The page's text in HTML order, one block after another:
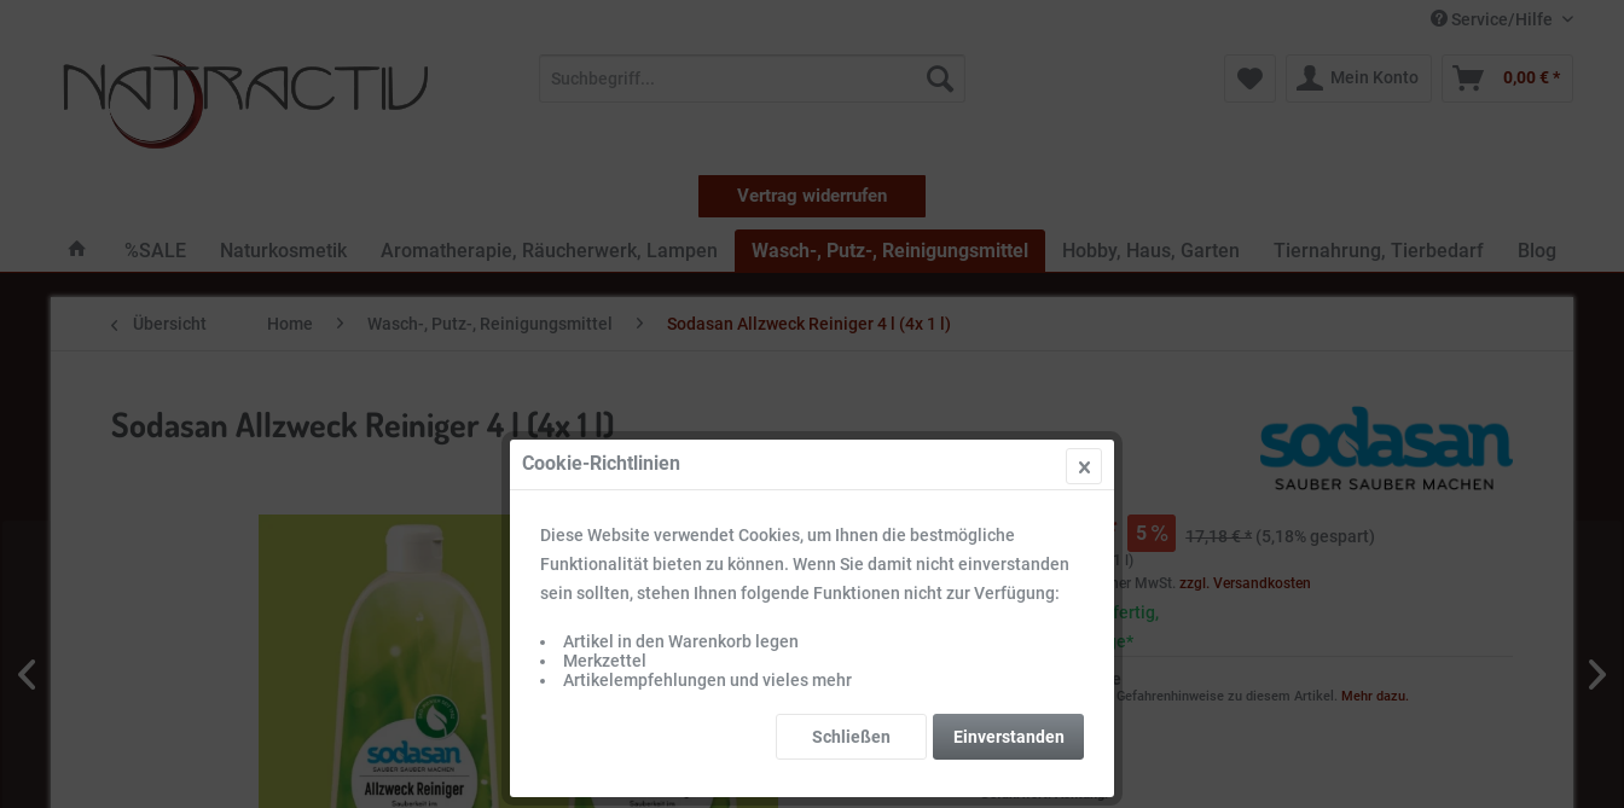
Service/Hilfe
Mein Konto 0,00 € *
Vertrag widerrufen
%SALE Naturkosmetik Aromatherapie, Räucherwerk, Lampen Wasch-, Putz-, Reinigungsmittel Hobby, Haus, Garten Tiernahrung, Tierbedarf Blog
Übersicht Home Wasch-, Putz-, Reinigungsmittel Sodasan Allzweck Reiniger 4 l (4x 1 l)
Sodasan Allzweck Reiniger 4 l (4x 1 l)
16,29 € * 5 17,18 € * (5,18% gespart)
Inhalt:4 l (4,07 € * / 1 l)
Preise inkl. gesetzlicher MwSt.zzgl. Versandkosten
Sofort versandfertig,
Lieferzeit 3-5 Tage*
Gefahrenhinweise
Bitte beachten Sie die Gefahrenhinweise zu diesem Artikel. Mehr dazu.
Gefahrwort: Achtung!
Cookie-Richtlinien
Diese Website verwendet Cookies, um Ihnen die bestmögliche
Funktionalität bieten zu können. Wenn Sie damit nicht einverstanden
sein sollten, stehen Ihnen folgende Funktionen nicht zur Verfügung:
Artikel in den Warenkorb legen
Merkzettel
Artikelempfehlungen und vieles mehr
Einverstanden
Schließen